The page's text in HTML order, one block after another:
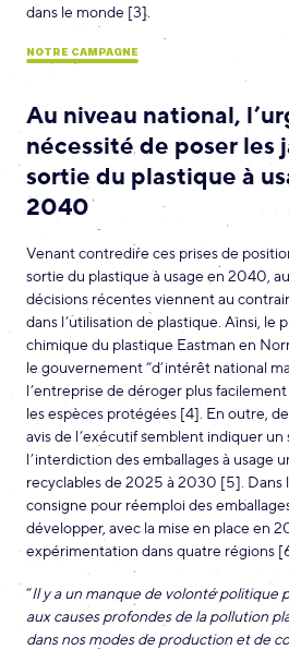
dans le monde [3].
NOTRE CAMPAGNE
Au niveau national,
nécessité de poser les
sortie du plastique à
2040
Venant contredire ces prises de
sortie du plastique à usage en 2040,
décisions récentes viennent au
dans l’utilisation de plastique. Ainsi, le
chimique du plastique Eastman en
le gouvernement “d’intérêt national
l’entreprise de déroger plus
les espèces protégées [4]. En outre,
avis de l’exécutif semblent indiquer
l’interdiction des emballages à usage
recyclables de 2025 à 2030 [5]. Dans
consigne pour réemploi des
développer, avec la mise en place en
expérimentation dans quatre régions
“Il y a un manque de volonté politique
aux causes profondes de la pollution
dans nos modes de production et de